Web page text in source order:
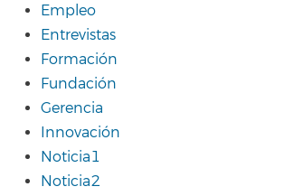
Empleo
Entrevistas
Formación
Fundación
Gerencia
Innovación
Noticia1
Noticia2